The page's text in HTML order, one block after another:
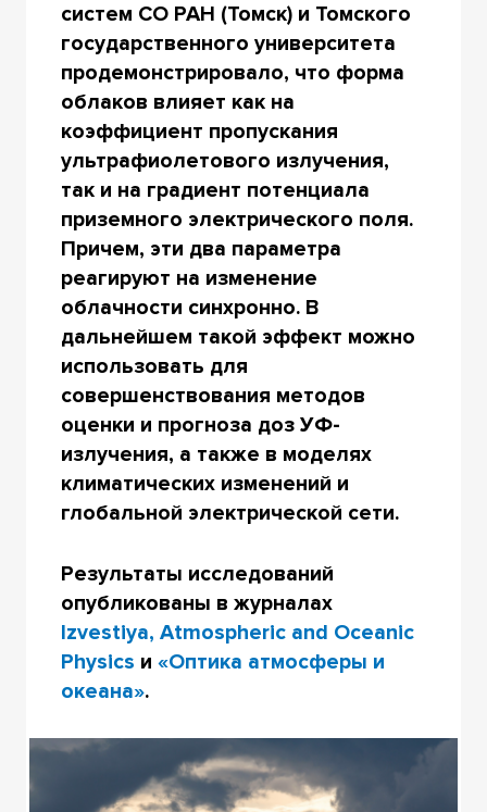
систем СО РАН (Томск) и Томского
государственного университета
продемонстрировало, что форма
облаков влияет как на
коэффициент пропускания
ультрафиолетового излучения,
так и на градиент потенциала
приземного электрического поля.
Причем, эти два параметра
реагируют на изменение
облачности синхронно. В
дальнейшем такой эффект можно
использовать для
совершенствования методов
оценки и прогноза доз УФ-
излучения, а также в моделях
климатических изменений и
глобальной электрической сети.
Результаты исследований
опубликованы в журналах
Izvestiya, Atmospheric and Oceanic
Physics и «Оптика атмосферы и
океана».